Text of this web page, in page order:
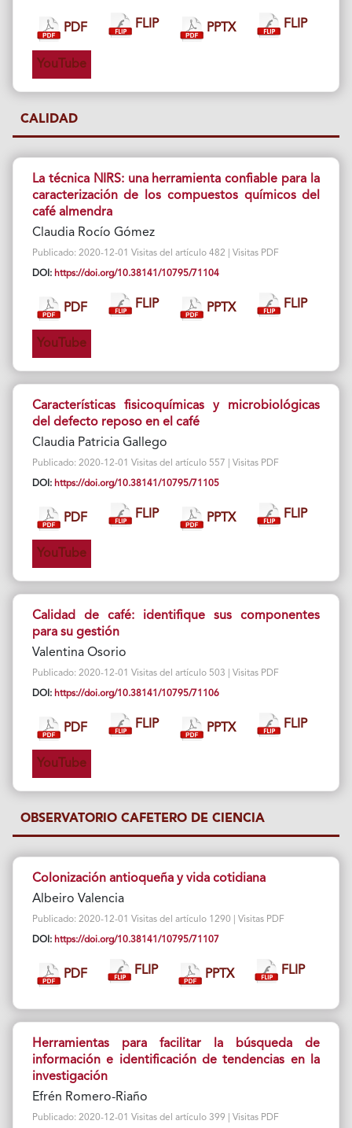
PDF FLIP PPTX FLIP
YouTube
CALIDAD
La técnica NIRS: una herramienta confiable para la
caracterización de los compuestos químicos del
café almendra
Claudia Rocío Gómez
Publicado: 2020-12-01 Visitas del artículo 482 | Visitas PDF
DOI: https://doi.org/10.38141/10795/71104
PDF FLIP PPTX FLIP
YouTube
Características fisicoquímicas y microbiológicas
del defecto reposo en el café
Claudia Patricia Gallego
Publicado: 2020-12-01 Visitas del artículo 557 | Visitas PDF
DOI: https://doi.org/10.38141/10795/71105
PDF FLIP PPTX FLIP
YouTube
Calidad de café: identifique sus componentes
para su gestión
Valentina Osorio
Publicado: 2020-12-01 Visitas del artículo 503 | Visitas PDF
DOI: https://doi.org/10.38141/10795/71106
PDF FLIP PPTX FLIP
YouTube
OBSERVATORIO CAFETERO DE CIENCIA
Colonización antioqueña y vida cotidiana
Albeiro Valencia
Publicado: 2020-12-01 Visitas del artículo 1290 | Visitas PDF
DOI: https://doi.org/10.38141/10795/71107
PDF FLIP PPTX FLIP
Herramientas para facilitar la búsqueda de
información e identificación de tendencias en la
investigación
Efrén Romero-Riaño
Publicado: 2020-12-01 Visitas del artículo 399 | Visitas PDF